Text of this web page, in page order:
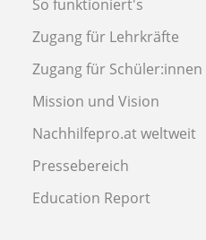
So funktioniert's
Zugang für Lehrkräfte
Zugang für Schüler:innen
Mission und Vision
Nachhilfepro.at weltweit
Pressebereich
Education Report